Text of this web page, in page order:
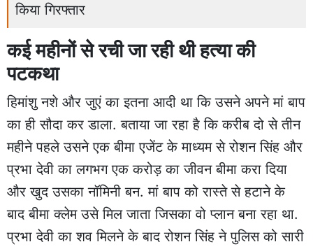
किया गिरफ्तार
कई महीनों से रची जा रही थी हत्या की
पटकथा
हिमांशु नशे और जुएं का इतना आदी था कि उसने अपने मां बाप
का ही सौदा कर डाला. बताया जा रहा है कि करीब दो से तीन
महीने पहले उसने एक बीमा एजेंट के माध्यम से रोशन सिंह और
प्रभा देवी का लगभग एक करोड़ का जीवन बीमा करा दिया
और खुद उसका नॉमिनी बन. मां बाप को रास्ते से हटाने के
बाद बीमा क्लेम उसे मिल जाता जिसका वो प्लान बना रहा था.
प्रभा देवी का शव मिलने के बाद रोशन सिंह ने पुलिस को सारी